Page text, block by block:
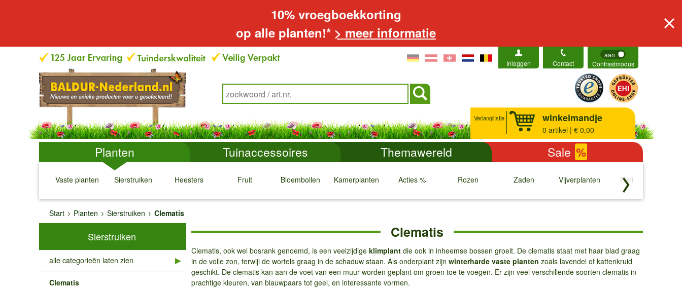
10% vroegboekkorting
op alle planten!* > meer informatie
Inloggen Contact
aan
Contrastmodus
Verlanglijstje winkelmandje
0 artikel | € 0,00
Planten Tuinaccessoires Themawereld Sale %
Vaste planten
↓
Sierstruiken
↓
Heesters
↓
Fruit
↓
Bloembollen
↓
Kamerplanten
↓
Acties %
↓
Rozen
↓
Zaden
↓
Vijverplanten
↓
Rariteiten
↓
Start
Planten Sierstruiken Clematis
Clematis
Clematis, ook wel bosrank genoemd, is een veelzijdige klimplant die ook in inheemse bossen groeit. De clematis staat met haar blad graag
in de volle zon, terwijl de wortels graag in de schaduw staan. Als onderplant zijn winterharde vaste planten zoals lavendel of kattenkruid
geschikt. De clematis kan aan de voet van een muur worden geplant om groen toe te voegen. Er zijn veel verschillende soorten clematis in
prachtige kleuren, van blauwpaars tot geel, en interessante vormen.
Sierstruiken
alle categorieën laten zien
Clematis